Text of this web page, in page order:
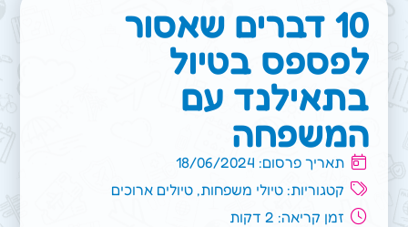
10 דברים שאסור
לפספס בטיול
בתאילנד עם
המשפחה
תאריך פרסום: 18/06/2024
קטגוריות: טיולי משפחות, טיולים ארוכים
זמן קריאה: 2 דקות